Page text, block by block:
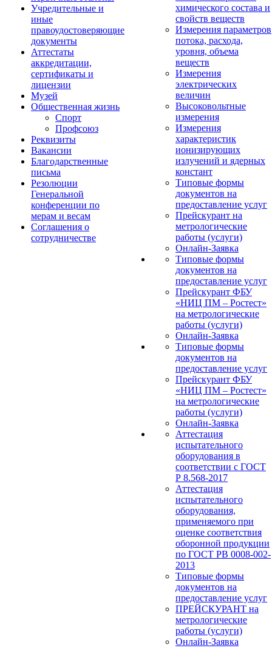
Учредительные и
иные
правоудостоверяющие
документы
Аттестаты
аккредитации,
сертификаты и
лицензии
Музей
Общественная жизнь
Спорт
Профсоюз
Реквизиты
Вакансии
Благодарственные
письма
Резолюции
Генеральной
конференции по
мерам и весам
Соглашения о
сотрудничестве
химического состава и
свойств веществ
Измерения параметров
потока, расхода,
уровня, объема
веществ
Измерения
электрических
величин
Высоковольтные
измерения
Измерения
характеристик
ионизирующих
излучений и ядерных
констант
Типовые формы
документов на
предоставление услуг
Прейскурант на
метрологические
работы (услуги)
Онлайн-Заявка
Типовые формы
документов на
предоставление услуг
Прейскурант ФБУ
«НИЦ ПМ – Ростест»
на метрологические
работы (услуги)
Онлайн-Заявка
Типовые формы
документов на
предоставление услуг
Прейскурант ФБУ
«НИЦ ПМ – Ростест»
на метрологические
работы (услуги)
Онлайн-Заявка
Аттестация
испытательного
оборудования в
соответствии с ГОСТ
Р 8.568-2017
Аттестация
испытательного
оборудования,
применяемого при
оценке соответствия
оборонной продукции
по ГОСТ РВ 0008-002-
2013
Типовые формы
документов на
предоставление услуг
ПРЕЙСКУРАНТ на
метрологические
работы (услуги)
Онлайн-Заявка